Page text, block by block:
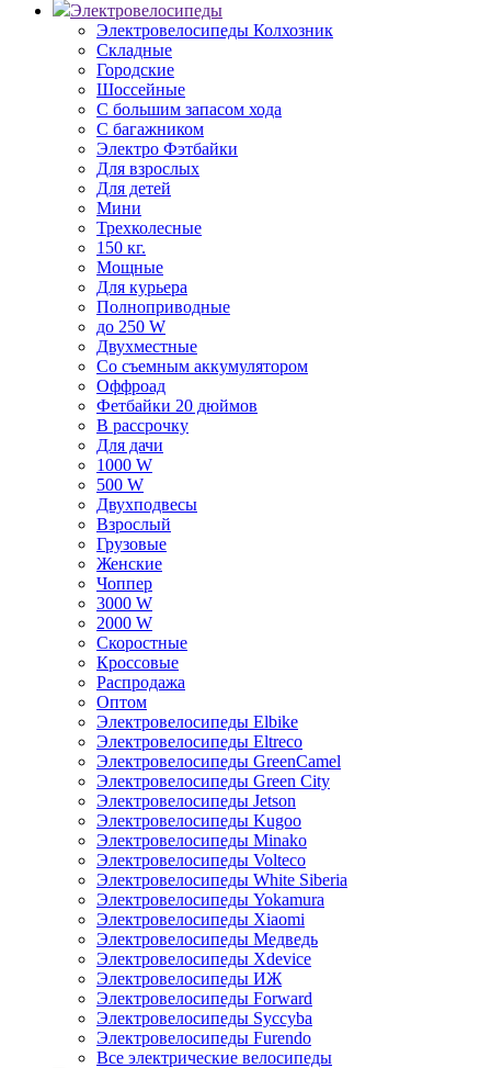
Электровелосипеды
Электровелосипеды Колхозник
Складные
Городские
Шоссейные
С большим запасом хода
С багажником
Электро Фэтбайки
Для взрослых
Для детей
Мини
Трехколесные
150 кг.
Мощные
Для курьера
Полноприводные
до 250 W
Двухместные
Со съемным аккумулятором
Оффроад
Фетбайки 20 дюймов
В рассрочку
Для дачи
1000 W
500 W
Двухподвесы
Взрослый
Грузовые
Женские
Чоппер
3000 W
2000 W
Скоростные
Кроссовые
Распродажа
Оптом
Электровелосипеды Elbike
Электровелосипеды Eltreco
Электровелосипеды GreenCamel
Электровелосипеды Green City
Электровелосипеды Jetson
Электровелосипеды Kugoo
Электровелосипеды Minako
Электровелосипеды Volteco
Электровелосипеды White Siberia
Электровелосипеды Yokamura
Электровелосипеды Xiaomi
Электровелосипеды Медведь
Электровелосипеды Xdevice
Электровелосипеды ИЖ
Электровелосипеды Forward
Электровелосипеды Syccyba
Электровелосипеды Furendo
Все электрические велосипеды